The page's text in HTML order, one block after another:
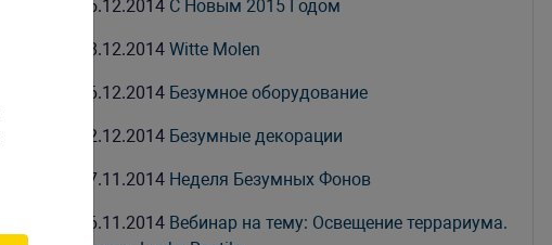
25.12.2014 С Новым 2015 Годом
18.12.2014Witte Molen
16.12.2014 Безумное оборудование
02.12.2014 Безумные декорации
27.11.2014 Неделя Безумных Фонов
26.11.2014 Вебинар на тему: Освещение террариума.